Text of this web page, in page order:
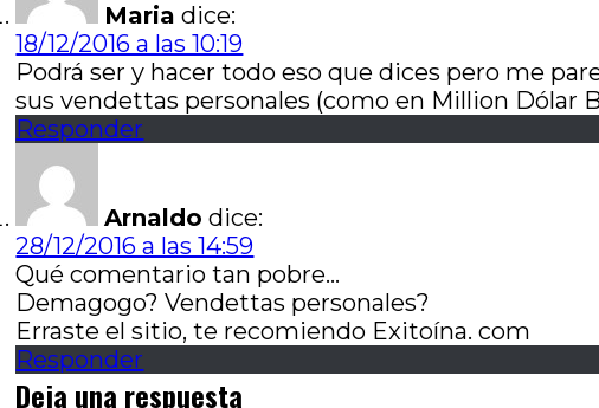
Maria dice:
18/12/2016 a las 10:19
Podrá ser y hacer todo eso que dices pero me
sus vendettas personales (como en Million Dólar
Responder
Arnaldo dice:
28/12/2016 a las 14:59
Qué comentario tan pobre…
Demagogo? Vendettas personales?
Erraste el sitio, te recomiendo Exitoína. com
Responder
Deja una respuesta